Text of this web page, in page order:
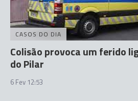
CASOS DO DIA
Colisão provoca um ferido
do Pilar
6 Fev 12:53